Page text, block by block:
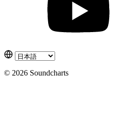
© 2026 Soundcharts